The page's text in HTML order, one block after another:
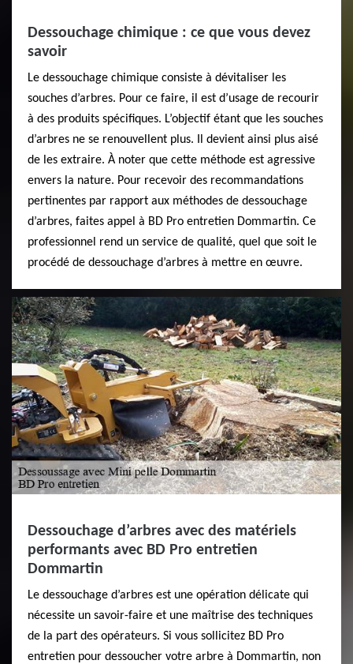
Dessouchage chimique : ce que vous devez
savoir
Le dessouchage chimique consiste à dévitaliser les
souches d’arbres. Pour ce faire, il est d’usage de recourir
à des produits spécifiques. L’objectif étant que les souches
d’arbres ne se renouvellent plus. Il devient ainsi plus aisé
de les extraire. À noter que cette méthode est agressive
envers la nature. Pour recevoir des recommandations
pertinentes par rapport aux méthodes de dessouchage
d’arbres, faites appel à BD Pro entretien Dommartin. Ce
professionnel rend un service de qualité, quel que soit le
procédé de dessouchage d’arbres à mettre en œuvre.
Dessouchage d’arbres avec des matériels
performants avec BD Pro entretien
Dommartin
Le dessouchage d’arbres est une opération délicate qui
nécessite un savoir-faire et une maîtrise des techniques
de la part des opérateurs. Si vous sollicitez BD Pro
entretien pour dessoucher votre arbre à Dommartin, non